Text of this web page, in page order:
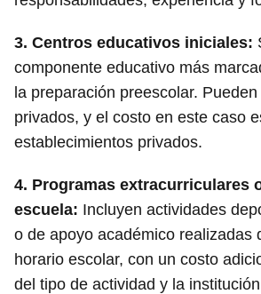
3. Centros educativos iniciales:
componente educativo más
la preparación preescolar.
privados, y el costo en este caso
establecimientos privados.
4. Programas extracurriculares
escuela: Incluyen actividades
o de apoyo académico realizadas
horario escolar, con un costo
del tipo de actividad y la